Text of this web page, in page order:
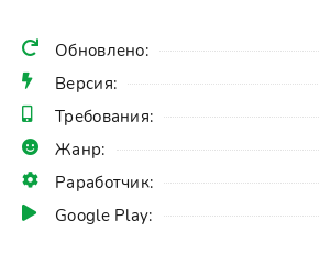
Обновлено:
Версия:
Требования:
Жанр:
Раработчик:
Google Play: